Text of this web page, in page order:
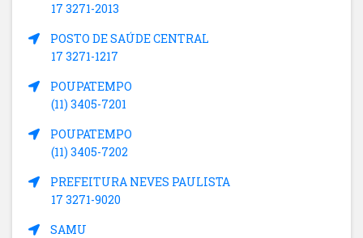
17 3271-2013
POSTO DE SAÚDE CENTRAL
17 3271-1217
POUPATEMPO
(11) 3405-7201
POUPATEMPO
(11) 3405-7202
PREFEITURA NEVES PAULISTA
17 3271-9020
SAMU